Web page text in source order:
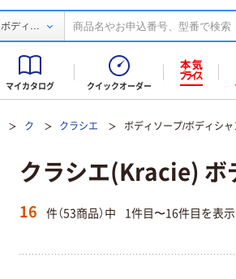
ボディ ...
マイカタログ クイックオーダー
ク クラシエ ボディソープ/ボディシャ
クラシエ(Kracie) ボ
16 件（53商品）中 1件目〜16件目を表示